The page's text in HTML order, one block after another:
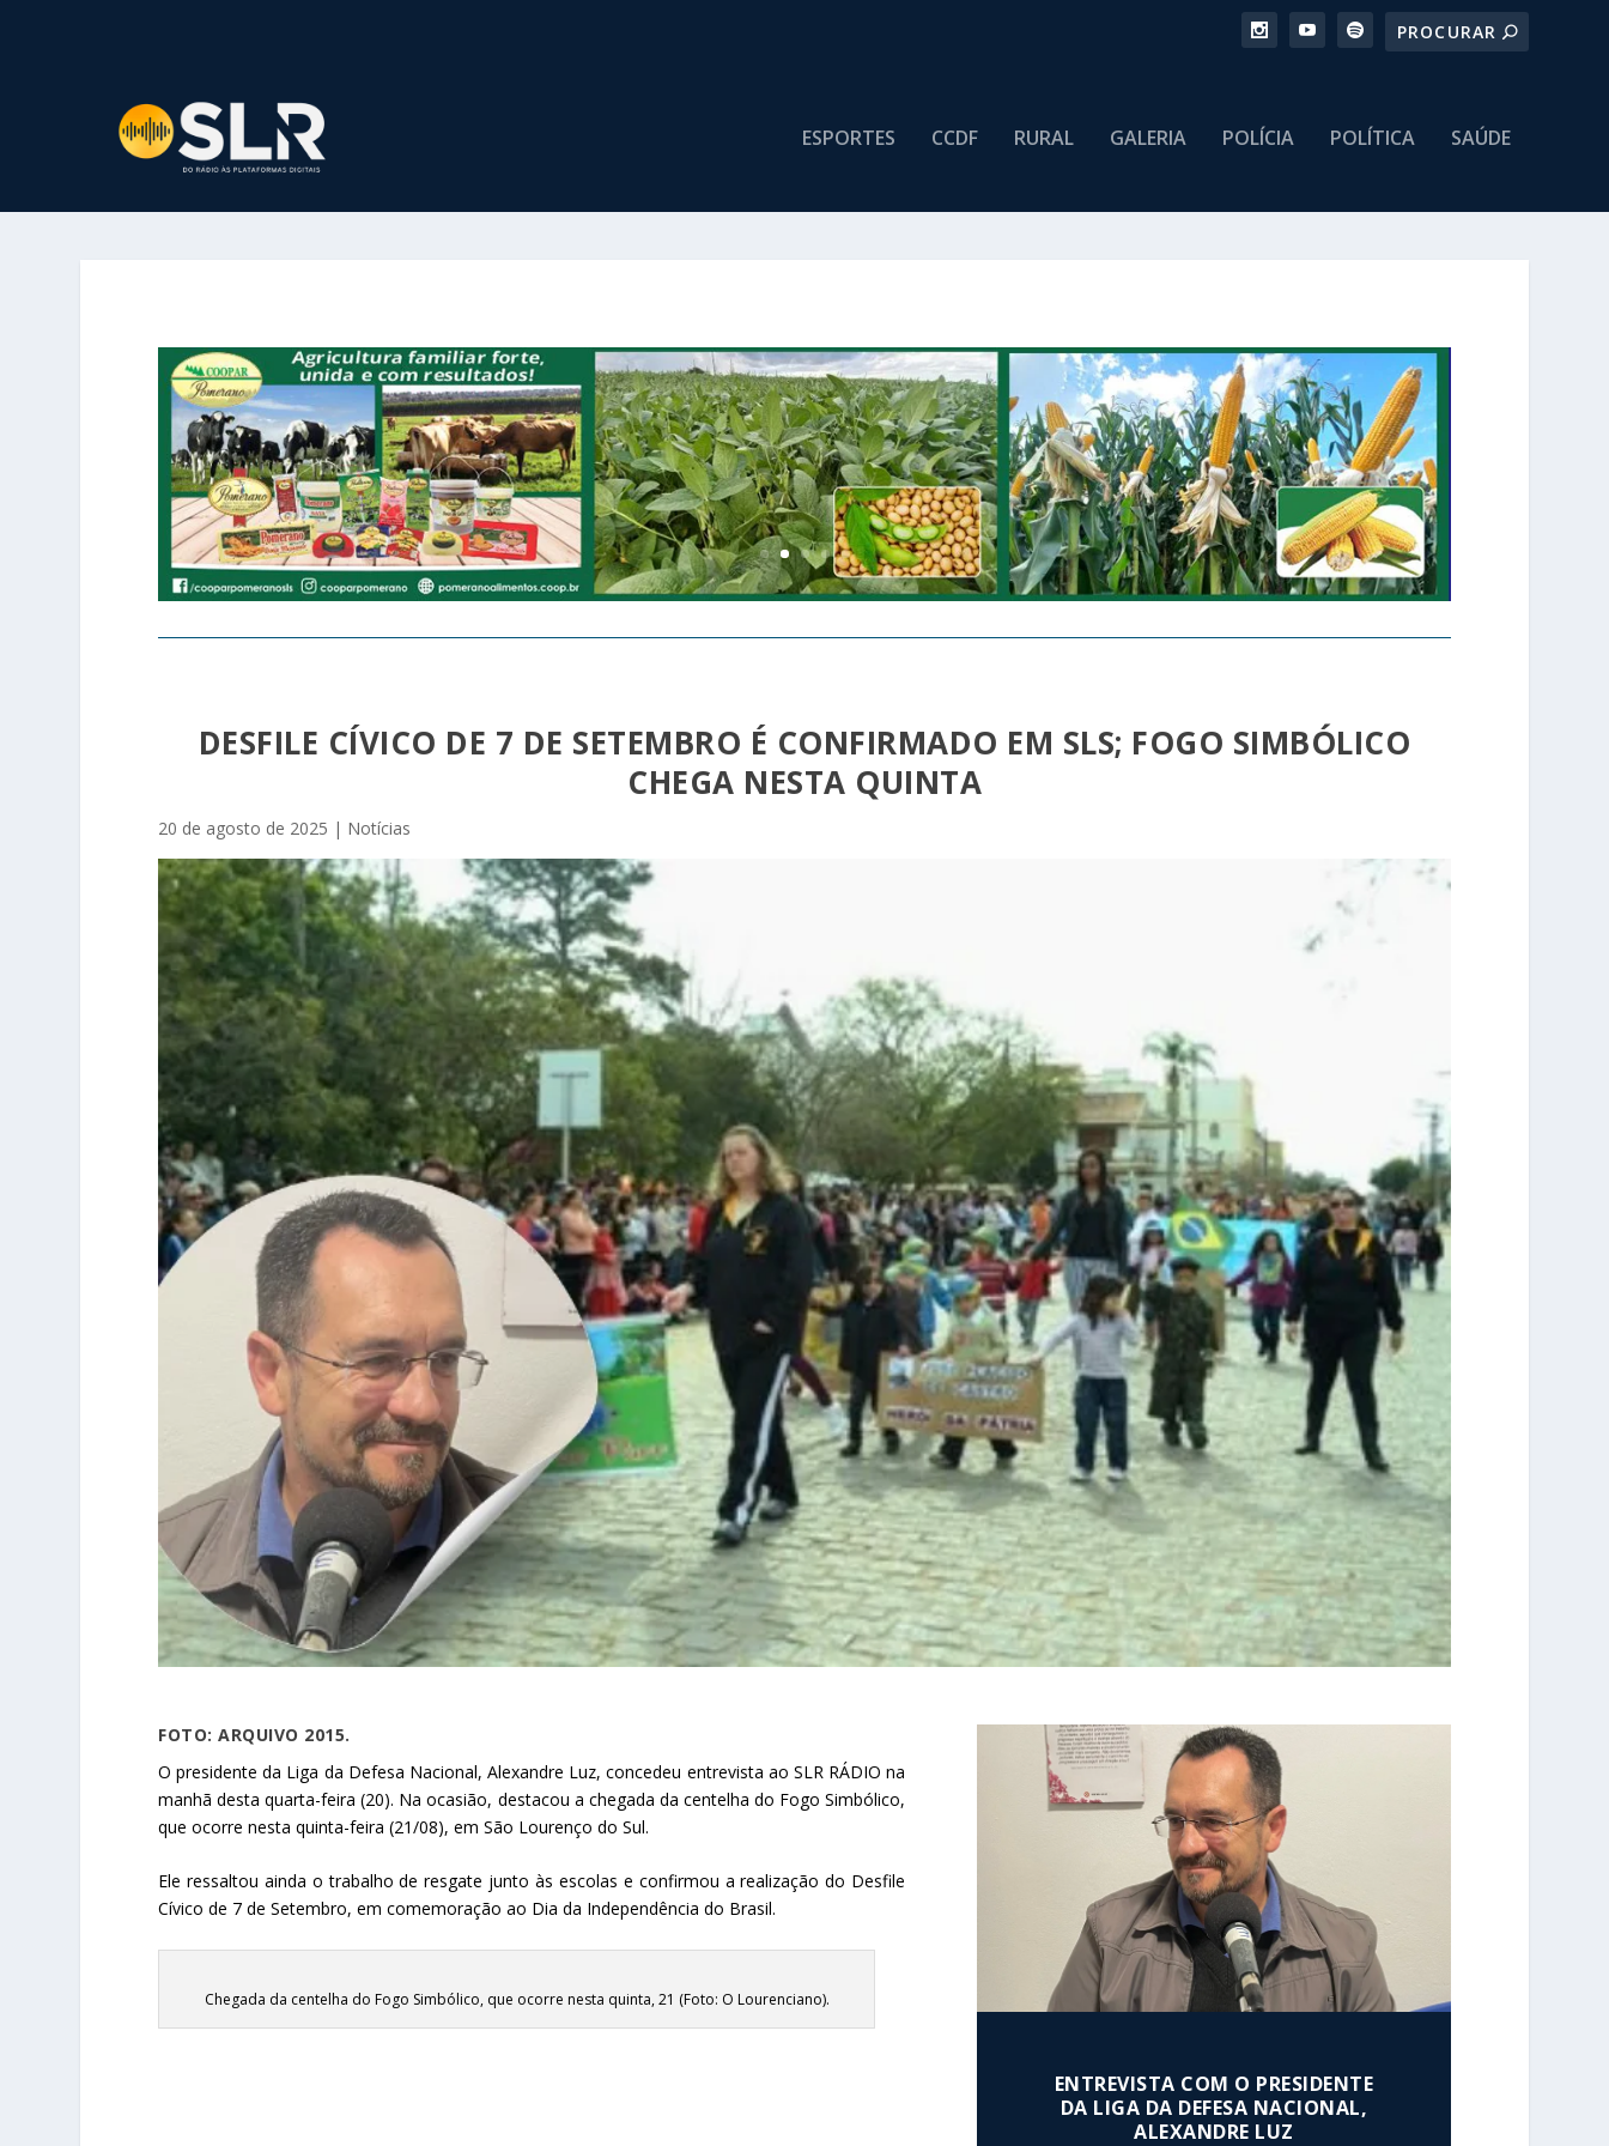
ESPORTES CCDF RURAL GALERIA POLÍCIA POLÍTICA SAÚDE
DESFILE CÍVICO DE 7 DE SETEMBRO É CONFIRMADO EM SLS; FOGO SIMBÓLICO
CHEGA NESTA QUINTA
20 de agosto de 2025 | Notícias
FOTO: ARQUIVO 2015.
O presidente da Liga da Defesa Nacional, Alexandre Luz, concedeu entrevista ao SLR RÁDIO na
manhã desta quarta-feira (20). Na ocasião, destacou a chegada da centelha do Fogo Simbólico,
que ocorre nesta quinta-feira (21/08), em São Lourenço do Sul.
Ele ressaltou ainda o trabalho de resgate junto às escolas e confirmou a realização do Desfile
Cívico de 7 de Setembro, em comemoração ao Dia da Independência do Brasil.
Chegada da centelha do Fogo Simbólico, que ocorre nesta quinta, 21 (Foto: O Lourenciano).
ENTREVISTA COM O PRESIDENTE
DA LIGA DA DEFESA NACIONAL,
ALEXANDRE LUZ